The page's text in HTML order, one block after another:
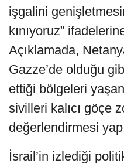
işgalini
kınıyoruz”
Açıklamada,
Gazze’de olduğu
ettiği bölgeleri
sivilleri kalıcı göçe
değerlendirmesi
İsrail’in izlediği